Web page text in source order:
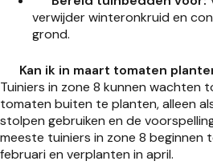
verwijder winteronkruid en
grond.
Kan ik in maart tomaten
Tuiniers in zone 8 kunnen wachten
tomaten buiten te planten, alleen
stolpen gebruiken en de
meeste tuiniers in zone 8 beginnen
februari en verplanten in april.